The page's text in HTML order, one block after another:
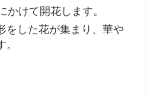
かけて開花します。
をした花が集まり、華や